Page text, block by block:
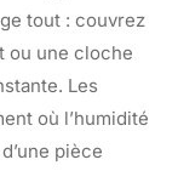
tout : couvrez
ou une cloche
Les
où l’humidité
pièce